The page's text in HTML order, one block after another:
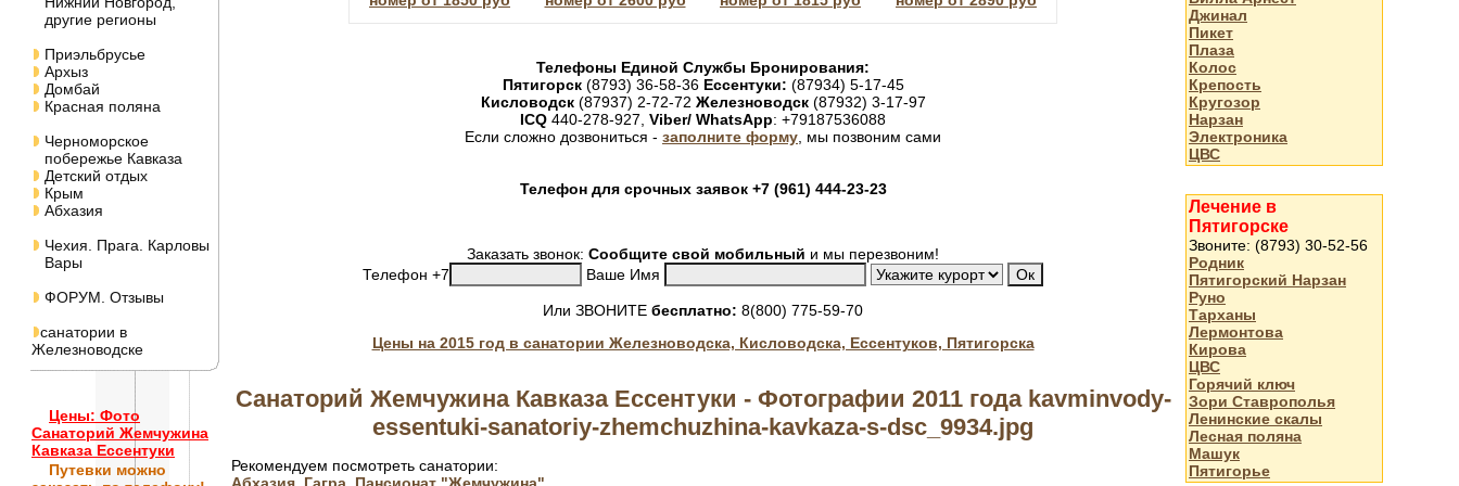
другие регионы
Приэльбрусье
Архыз
Домбай
Красная поляна
Черноморское
побережье Кавказа
Детский отдых
Крым
Абхазия
Чехия. Прага. Карловы
Вары
ФОРУМ. Отзывы
санатории в
Железноводске
Цены: Фото
Санаторий Жемчужина
Кавказа Ессентуки
Путевки можно
Телефоны Единой Службы Бронирования:
Пятигорск(8793) 36-58-36 Ессентуки: (87934) 5-17-45
Кисловодск(87937) 2-72-72 Железноводск(87932) 3-17-97
ICQ 440-278-927, Viber/ WhatsApp: +79187536088
Если сложно дозвониться - заполните форму , мы позвоним сами
Телефон для срочных заявок +7 (961) 444-23-23
Заказать звонок: Сообщите свой мобильный и мы перезвоним!
Телефон +7
Ваше Имя
Или ЗВОНИТЕ бесплатно: 8(800) 775-59-70
Цены на 2015 год в санатории Железноводска, Кисловодска, Ессентуков, Пятигорска
Санаторий Жемчужина Кавказа Ессентуки - Фотографии 2011 года kavminvody-
essentuki-sanatoriy-zhemchuzhina-kavkaza-s-dsc_9934.jpg
Рекомендуем посмотреть санатории:
Джинал
Пикет
Плаза
Колос
Крепость
Кругозор
Нарзан
Электроника
ЦВС
Лечение в
Пятигорске
Звоните: (8793) 30-52-56
Родник
Пятигорский Нарзан
Руно
Тарханы
Лермонтова
Кирова
ЦВС
Горячий ключ
Зори Ставрополья
Ленинские скалы
Лесная поляна
Машук
Пятигорье